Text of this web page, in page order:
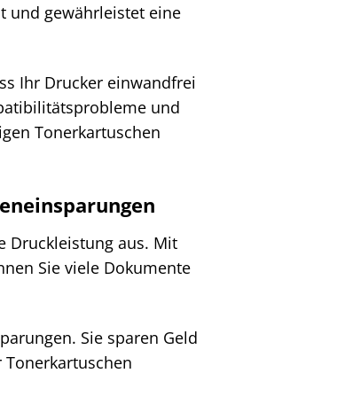
und gewährleistet eine
Ihr Drucker einwandfrei
und
Tonerkartuschen
Druckleistung aus. Mit
Sie viele Dokumente
Sie sparen Geld